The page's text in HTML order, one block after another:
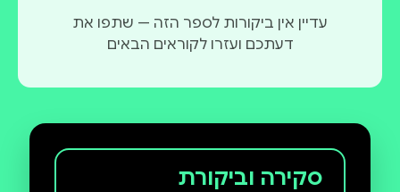
עדיין אין ביקורות לספר הזה — שתפו את
דעתכם ועזרו לקוראים הבאים
סקירה וביקורת